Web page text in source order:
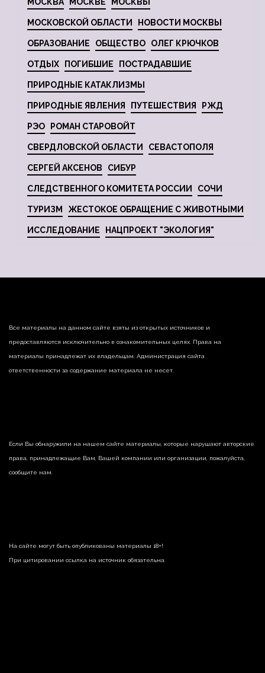
МОСКОВСКОЙ ОБЛАСТИ НОВОСТИ МОСКВЫ
ОБРАЗОВАНИЕ ОБЩЕСТВО ОЛЕГ КРЮЧКОВ
ОТДЫХ ПОГИБШИЕ ПОСТРАДАВШИЕ
ПРИРОДНЫЕ КАТАКЛИЗМЫ
ПРИРОДНЫЕ ЯВЛЕНИЯ ПУТЕШЕСТВИЯ РЖД
РЭО РОМАН СТАРОВОЙТ
СВЕРДЛОВСКОЙ ОБЛАСТИ СЕВАСТОПОЛЯ
СЕРГЕЙ АКСЕНОВ СИБУР
СЛЕДСТВЕННОГО КОМИТЕТА РОССИИ СОЧИ
ТУРИЗМ ЖЕСТОКОЕ ОБРАЩЕНИЕ С ЖИВОТНЫМИ
ИССЛЕДОВАНИЕ НАЦПРОЕКТ "ЭКОЛОГИЯ"
Все материалы на данном сайте взяты из открытых источников и
предоставляются исключительно в ознакомительных целях. Права на
материалы принадлежат их владельцам. Администрация сайта
ответственности за содержание материала не несет.
Если Вы обнаружили на нашем сайте материалы, которые нарушают авторские
права, принадлежащие Вам, Вашей компании или организации, пожалуйста,
сообщите нам.
На сайте могут быть опубликованы материалы 18+!
При цитировании ссылка на источник обязательна.